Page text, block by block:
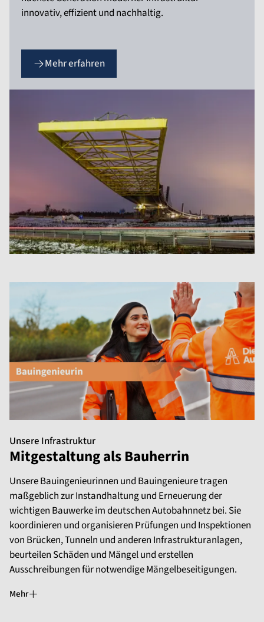
innovativ, effizient und nachhaltig.
Mehr erfahren
Unsere Infrastruktur
Mitgestaltung als Bauherrin
Unsere Bauingenieurinnen und Bauingenieure tragen
maßgeblich zur Instandhaltung und Erneuerung der
wichtigen Bauwerke im deutschen Autobahnnetz bei. Sie
koordinieren und organisieren Prüfungen und Inspektionen
von Brücken, Tunneln und anderen Infrastrukturanlagen,
beurteilen Schäden und Mängel und erstellen
Ausschreibungen für notwendige Mängelbeseitigungen.
Mehr